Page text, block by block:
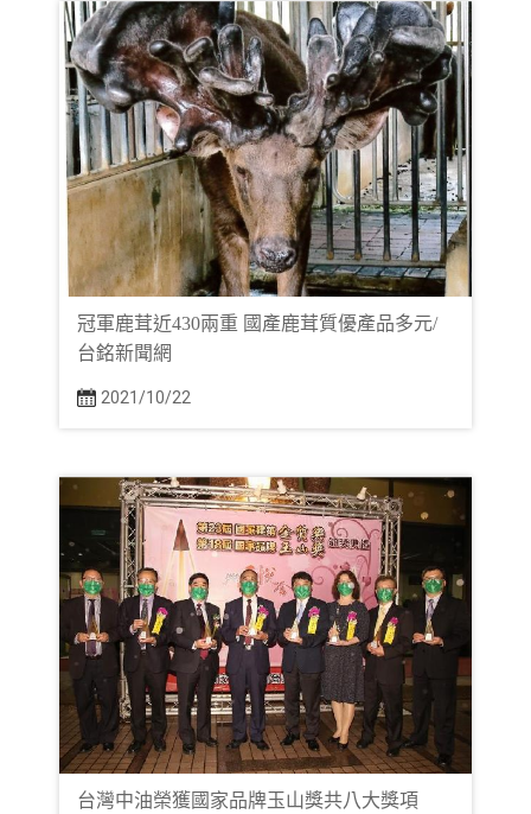
冠軍鹿茸近430兩重 國產鹿茸質優產品多元/
台銘新聞網
2021/10/22
台灣中油榮獲國家品牌玉山獎共八大獎項